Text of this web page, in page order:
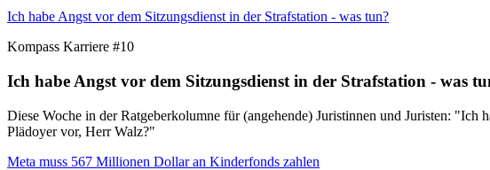
Ich habe Angst vor dem Sitzungsdienst in der Strafstation - was tun?
Kompass Karriere #10
Ich habe Angst vor dem Sitzungsdienst in der Strafstation - was
Diese Woche in der Ratgeberkolumne für (angehende) Juristinnen und Juristen:
Plädoyer vor, Herr Walz?"
Meta muss 567 Millionen Dollar an Kinderfonds zahlen